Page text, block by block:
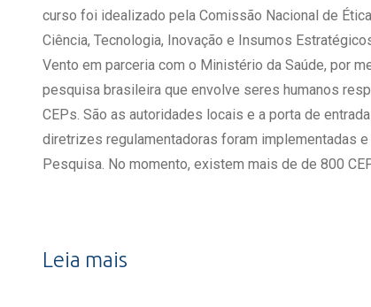
curso foi idealizado pela Comissão Nacional de
Ciência, Tecnologia, Inovação e Insumos
Vento em parceria com o Ministério da Saúde, por
pesquisa brasileira que envolve seres humanos
CEPs. São as autoridades locais e a porta de
diretrizes regulamentadoras foram implementadas
Pesquisa. No momento, existem mais de de 800
Leia mais